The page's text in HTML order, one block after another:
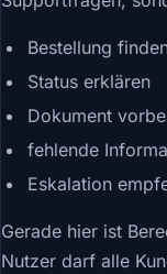
Bestellung
Status erklären
Dokument
fehlende
Eskalation
Gerade hier ist
Nutzer darf alle